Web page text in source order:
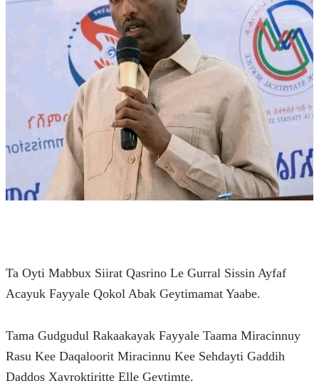
Ta Oyti Mabbux Siirat Qasrino Le Gurral Sissin Ayfaf
Acayuk Fayyale Qokol Abak Geytimamat Yaabe.
Tama Gudgudul Rakaakayak Fayyale Taama Miracinnuy
Rasu Kee Daqaloorit Miracinnu Kee Sehdayti Gaddih
Daddos Xayroktiritte Elle Geytimte.